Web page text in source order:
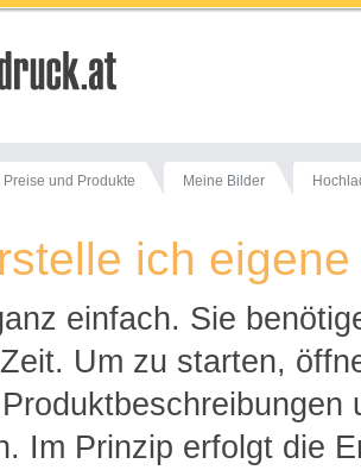
Preise und Produkte Meine Bilder
ich
einfach. Sie
Um zu starten,
Im Prinzip erfolgt die